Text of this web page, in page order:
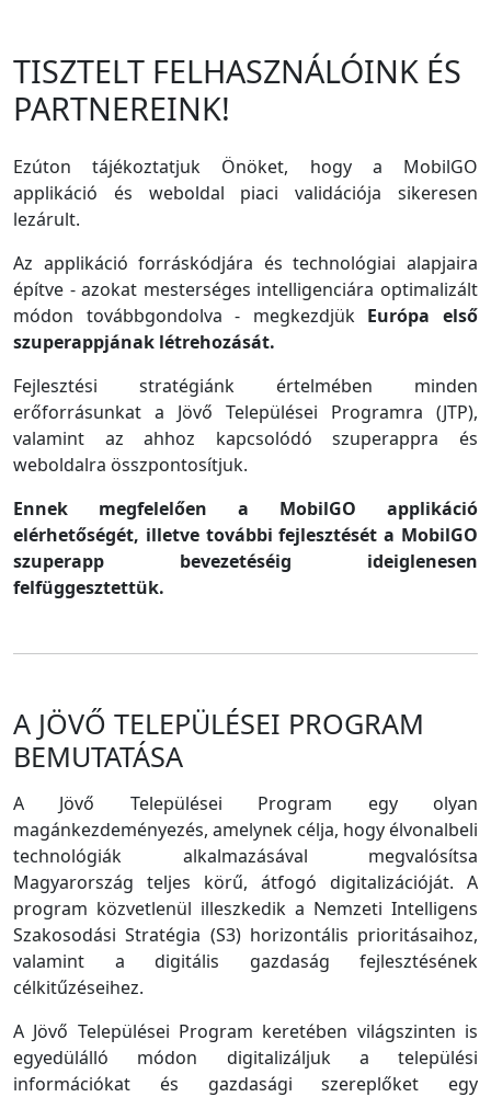
TISZTELT FELHASZNÁLÓINK ÉS
PARTNEREINK!
Ezúton tájékoztatjuk Önöket, hogy a MobilGO
applikáció és weboldal piaci validációja sikeresen
lezárult.
Az applikáció forráskódjára és technológiai alapjaira
építve - azokat mesterséges intelligenciára optimalizált
módon továbbgondolva - megkezdjük Európa első
szuperappjának létrehozását.
Fejlesztési stratégiánk értelmében minden
erőforrásunkat a Jövő Települései Programra (JTP),
valamint az ahhoz kapcsolódó szuperappra és
weboldalra összpontosítjuk.
Ennek megfelelően a MobilGO applikáció
elérhetőségét, illetve további fejlesztését a MobilGO
szuperapp bevezetéséig ideiglenesen
felfüggesztettük.
A JÖVŐ TELEPÜLÉSEI PROGRAM
BEMUTATÁSA
A Jövő Települései Program egy olyan
magánkezdeményezés, amelynek célja, hogy élvonalbeli
technológiák alkalmazásával megvalósítsa
Magyarország teljes körű, átfogó digitalizációját. A
program közvetlenül illeszkedik a Nemzeti Intelligens
Szakosodási Stratégia (S3) horizontális prioritásaihoz,
valamint a digitális gazdaság fejlesztésének
célkitűzéseihez.
A Jövő Települései Program keretében világszinten is
egyedülálló módon digitalizáljuk a települési
információkat és gazdasági szereplőket egy